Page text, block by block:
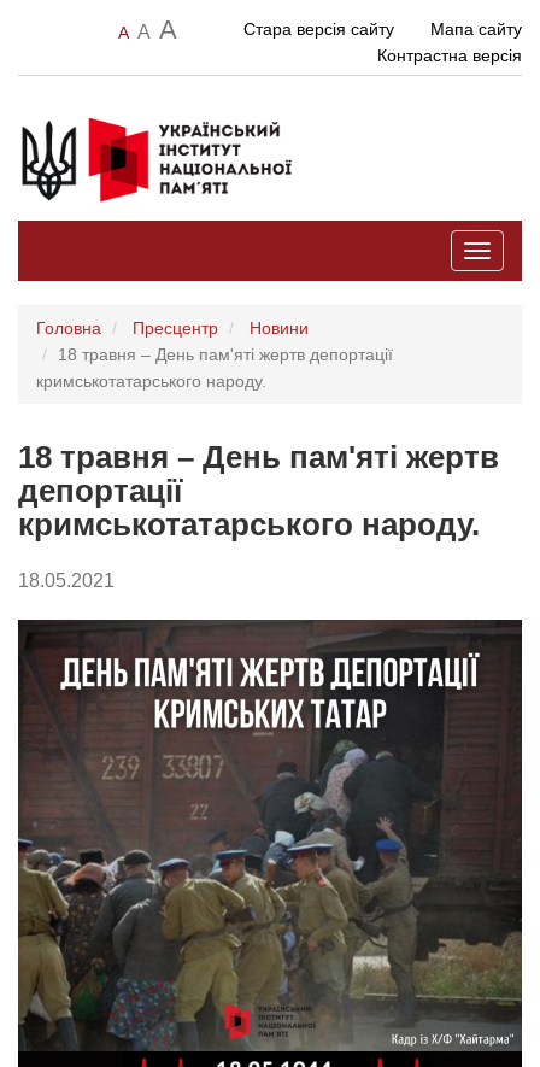
A A A Стара версія сайту
Мапа сайту
Контрастна версія
Toggle
Головна Пресцентр
Новини
18 травня – День пам'яті жертв депортації
кримськотатарського народу.
18 травня – День пам'яті жертв
депортації
кримськотатарського народу.
18.05.2021